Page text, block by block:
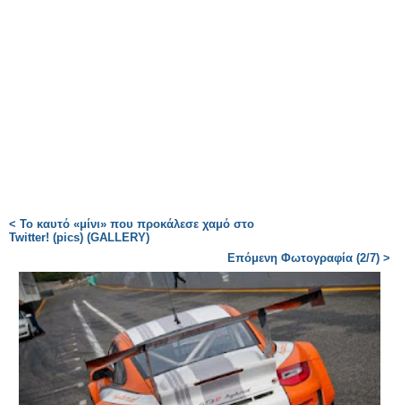
< Το καυτό «μίνι» που προκάλεσε χαμό στο
Twitter! (pics) (GALLERY)
Επόμενη Φωτογραφία (2/7) >